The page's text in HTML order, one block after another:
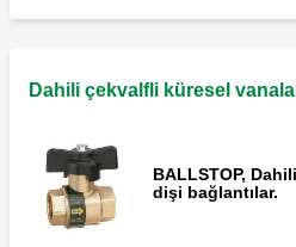
Dahili çekvalfli küresel
BALLSTOP,
dişi bağlantılar.